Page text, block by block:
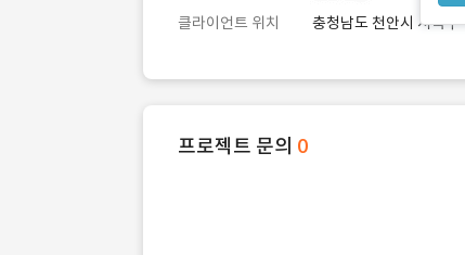
클라이언트 위치
충청남도 천안시 서북구
프로젝트 문의 0